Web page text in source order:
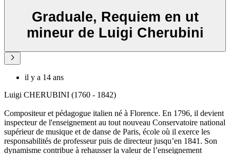
Graduale, Requiem en ut
mineur de Luigi Cherubini
il y a 14 ans
Luigi CHERUBINI (1760 - 1842)
Compositeur et pédagogue italien né à Florence. En 1796, il devient
inspecteur de l'enseignement au tout nouveau Conservatoire national
supérieur de musique et de danse de Paris, école où il exerce les
responsabilités de professeur puis de directeur jusqu’en 1841. Son
dynamisme contribue à rehausser la valeur de l’enseignement